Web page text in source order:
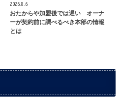
2026.8.6
おたからや加盟後では遅い オーナ
ーが契約前に調べるべき本部の情報
とは